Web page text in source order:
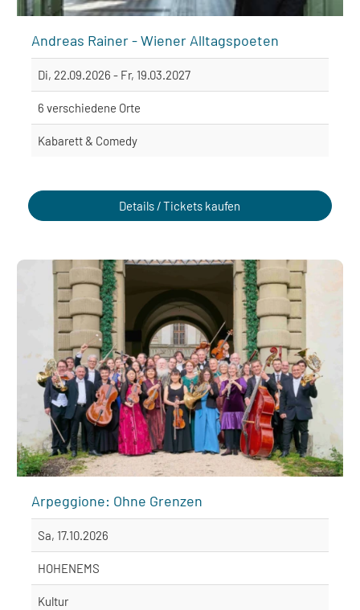
Andreas Rainer - Wiener Alltagspoeten
Di, 22.09.2026 - Fr, 19.03.2027
6 verschiedene Orte
Kabarett & Comedy
Details / Tickets kaufen
Arpeggione: Ohne Grenzen
Sa, 17.10.2026
HOHENEMS
Kultur